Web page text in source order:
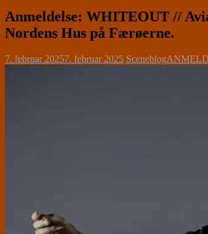
Anmeldelse: WHITEOUT //
Nordens Hus på Færøerne.
7. februar 20257. februar 2025 Sceneblog